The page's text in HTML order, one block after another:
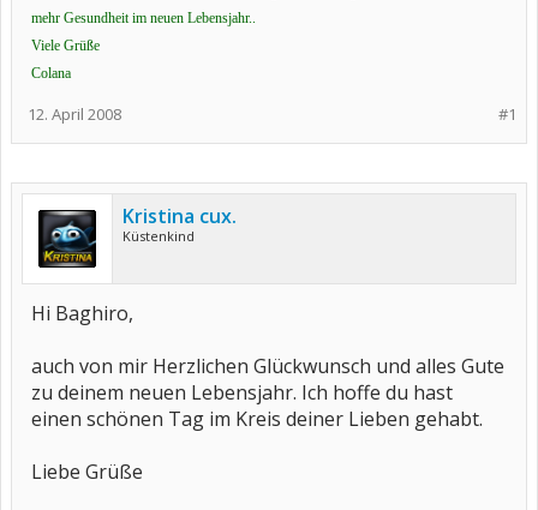
mehr Gesundheit im neuen Lebensjahr..
Viele Grüße
Colana
#1
12. April 2008
Kristina cux.
Küstenkind
Hi Baghiro,
auch von mir Herzlichen Glückwunsch und alles Gute
zu deinem neuen Lebensjahr. Ich hoffe du hast
einen schönen Tag im Kreis deiner Lieben gehabt.
Liebe Grüße